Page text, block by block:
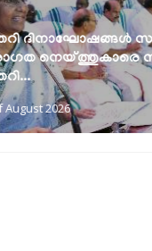
സംഘടിപ്പിച്ചു;
സംരക്ഷിച്ച്